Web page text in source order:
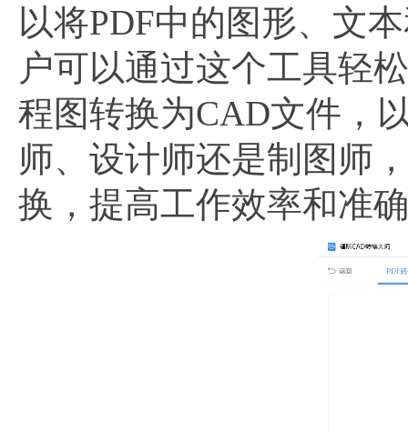
以将PDF中的图形、文
户可以通过这个工具轻
程图转换为CAD文件，
师、设计师还是制图师
换，提高工作效率和准